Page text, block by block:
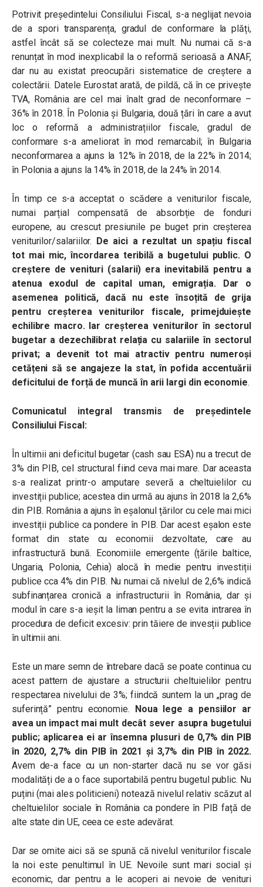
Potrivit președintelui Consiliului Fiscal, s-a neglijat nevoia
de a spori transparența, gradul de conformare la plăți,
astfel încât să se colecteze mai mult. Nu numai că s-a
renunțat în mod inexplicabil la o reformă serioasă a ANAF,
dar nu au existat preocupări sistematice de creștere a
colectării. Datele Eurostat arată, de pildă, că în ce privește
TVA, România are cel mai înalt grad de neconformare –
36% în 2018. În Polonia și Bulgaria, două țări în care a avut
loc o reformă a administrațiilor fiscale, gradul de
conformare s-a ameliorat în mod remarcabil; în Bulgaria
neconformarea a ajuns la 12% în 2018, de la 22% în 2014;
în Polonia a ajuns la 14% în 2018, de la 24% în 2014.
În timp ce s-a acceptat o scădere a veniturilor fiscale,
numai parțial compensată de absorbție de fonduri
europene, au crescut presiunile pe buget prin creșterea
veniturilor/salariilor. De aici a rezultat un spațiu fiscal
tot mai mic, încordarea teribilă a bugetului public. O
creștere de venituri (salarii) era inevitabilă pentru a
atenua exodul de capital uman, emigrația. Dar o
asemenea politică, dacă nu este însoțită de grija
pentru creșterea veniturilor fiscale, primejduiește
echilibre macro. Iar creșterea veniturilor în sectorul
bugetar a dezechilibrat relația cu salariile în sectorul
privat; a devenit tot mai atractiv pentru numeroși
cetățeni să se angajeze la stat, în pofida accentuării
deficitului de forță de muncă în arii largi din economie.
Comunicatul integral transmis de președintele
Consiliului Fiscal:
În ultimii ani deficitul bugetar (cash sau ESA) nu a trecut de
3% din PIB, cel structural fiind ceva mai mare. Dar aceasta
s-a realizat printr-o amputare severă a cheltuielilor cu
investiții publice; acestea din urmă au ajuns în 2018 la 2,6%
din PIB. România a ajuns în eșalonul țărilor cu cele mai mici
investiții publice ca pondere în PIB. Dar acest eșalon este
format din state cu economii dezvoltate, care au
infrastructură bună. Economiile emergente (țările baltice,
Ungaria, Polonia, Cehia) alocă în medie pentru investiții
publice cca 4% din PIB. Nu numai că nivelul de 2,6% indică
subfinanțarea cronică a infrastructurii în România, dar și
modul în care s-a ieșit la liman pentru a se evita intrarea în
procedura de deficit excesiv: prin tăiere de invesții publice
în ultimii ani.
Este un mare semn de întrebare dacă se poate continua cu
acest pattern de ajustare a structurii cheltuielilor pentru
respectarea nivelului de 3%; fiindcă suntem la un „prag de
suferință” pentru economie. Noua lege a pensiilor ar
avea un impact mai mult decât sever asupra bugetului
public; aplicarea ei ar însemna plusuri de 0,7% din PIB
în 2020, 2,7% din PIB în 2021 și 3,7% din PIB în 2022.
Avem de-a face cu un non-starter dacă nu se vor găsi
modalități de a o face suportabilă pentru bugetul public. Nu
puțini (mai ales politicieni) notează nivelul relativ scăzut al
cheltuielilor sociale în România ca pondere în PIB față de
alte state din UE, ceea ce este adevărat.
Dar se omite aici să se spună că nivelul veniturilor fiscale
la noi este penultimul în UE. Nevoile sunt mari social și
economic, dar pentru a le acoperi ai nevoie de venituri